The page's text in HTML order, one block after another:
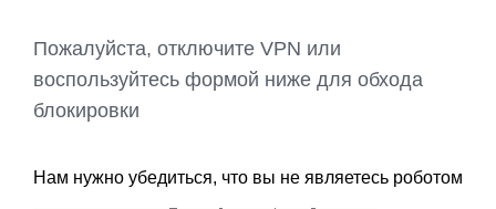
Пожалуйста, отключите VPN или
воспользуйтесь формой ниже для обхода
блокировки
Нам нужно убедиться, что вы не являетесь роботом